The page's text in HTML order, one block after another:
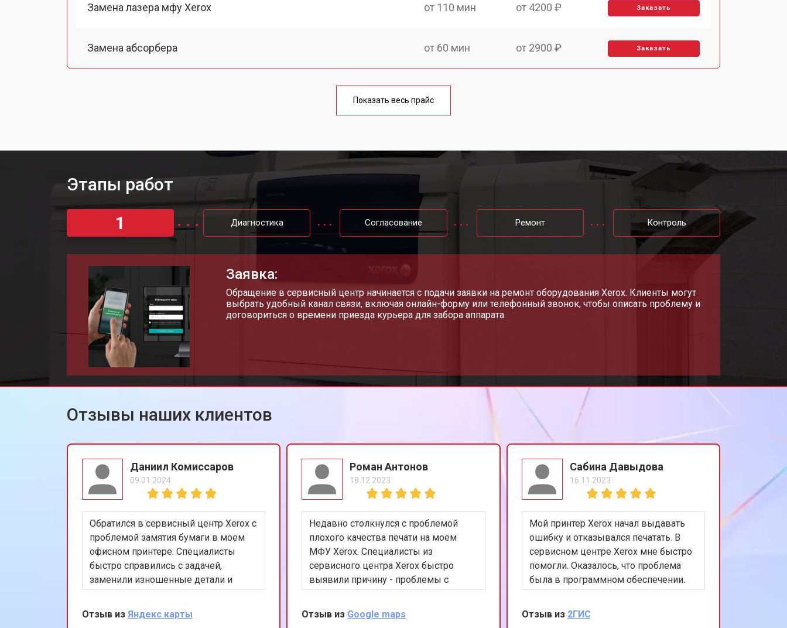
Замена лазера мфу Xerox от 110 мин от 4200 ₽ Заказать
Замена абсорбера от 60 мин от 2900 ₽ Заказать
от 100 мин
от 60 мин Заказать
Замена печатной головки от 100 мин от 3500 ₽ Заказать
Заказать
Замена Wi-Fi мфу Xerox от 80 мин от 2700 ₽ Заказать
Замена блока питания
от 100 мин
Показать весь прайс
Этапы работ
1
Диагностика Согласование Ремонт Контроль
Заявка:
Обращение в сервисный центр начинается с подачи заявки на ремонт оборудования Xerox. Клиенты могут
выбрать удобный канал связи, включая онлайн-форму или телефонный звонок, чтобы описать проблему и
договориться о времени приезда курьера для забора аппарата.
Отзывы наших клиентов
Даниил Комиссаров
09.01.2024
Обратился в сервисный центр Xerox с
проблемой замятия бумаги в моем
офисном принтере. Специалисты
быстро справились с задачей,
заменили изношенные детали и
провели полную диагностику
устройства. Работа была выполнена
качественно и в срок. Очень доволен
Отзыв из Яндекс карты
Роман Антонов
18.12.2023
Недавно столкнулся с проблемой
плохого качества печати на моем
МФУ Xerox. Специалисты из
сервисного центра Xerox быстро
выявили причину - проблемы с
печатающей головкой. Ремонт был
выполнен оперативно, а качество
печати теперь идеальное. Хочу
Отзыв из Google maps
Сабина Давыдова
16.11.2023
Мой принтер Xerox начал выдавать
ошибку и отказывался печатать. В
сервисном центре Xerox мне быстро
помогли. Оказалось, что проблема
была в программном обеспечении.
Специалисты не только устранили
неполадку, но и обновили ПО, после
чего принтер заработал как новый.
Отзыв из 2ГИС